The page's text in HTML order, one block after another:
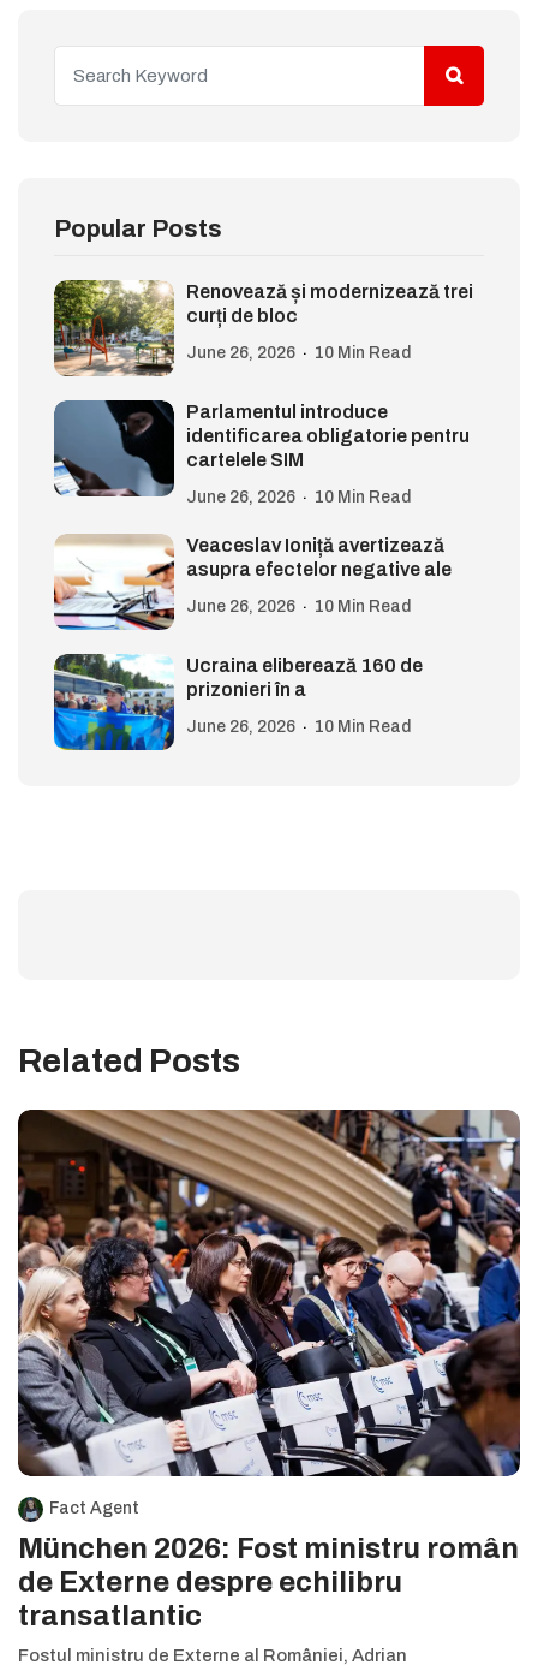
Popular Posts
Renovează și modernizează trei
curți de bloc
June 26, 2026 10 Min Read
Parlamentul introduce
identificarea obligatorie pentru
cartelele SIM
June 26, 2026 10 Min Read
Veaceslav Ioniță avertizează
asupra efectelor negative ale
June 26, 2026 10 Min Read
Ucraina eliberează 160 de
prizonieri în a
June 26, 2026 10 Min Read
Related Posts
Fact Agent
München 2026: Fost ministru român
de Externe despre echilibru
transatlantic
Fostul ministru de Externe al României, Adrian